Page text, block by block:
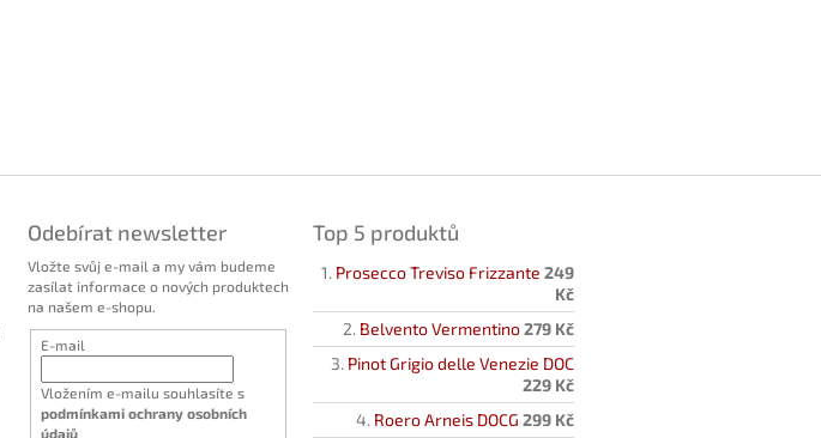
Odebírat newsletter
Vložte svůj e-mail a my vám budeme
zasílat informace o nových produktech
na našem e-shopu.
E-mail
Vložením e-mailu souhlasíte s
podmínkami ochrany osobních
údajů
Top 5 produktů
Prosecco Treviso Frizzante 249
Kč
Belvento Vermentino279 Kč
Pinot Grigio delle Venezie DOC
229 Kč
Roero Arneis DOCG 299 Kč